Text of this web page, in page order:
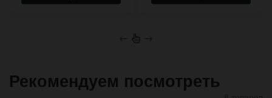
← →
Рекомендуем посмотреть